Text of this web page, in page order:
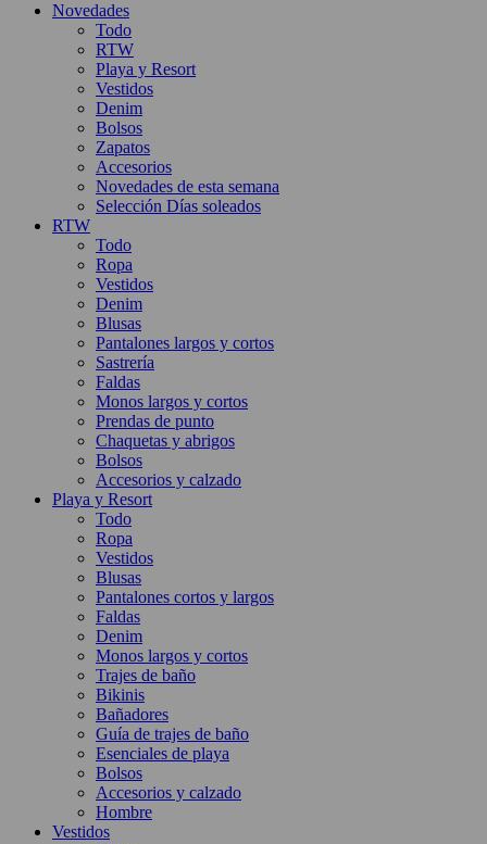
Novedades
Todo
RTW
Playa y Resort
Vestidos
Denim
Bolsos
Zapatos
Accesorios
Novedades de esta semana
Selección Días soleados
RTW
Todo
Ropa
Vestidos
Denim
Blusas
Pantalones largos y cortos
Sastrería
Faldas
Monos largos y cortos
Prendas de punto
Chaquetas y abrigos
Bolsos
Accesorios y calzado
Playa y Resort
Todo
Ropa
Vestidos
Blusas
Pantalones cortos y largos
Faldas
Denim
Monos largos y cortos
Trajes de baño
Bikinis
Bañadores
Guía de trajes de baño
Esenciales de playa
Bolsos
Accesorios y calzado
Hombre
Vestidos